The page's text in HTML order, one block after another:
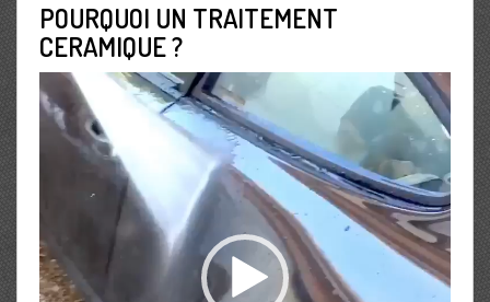
POURQUOI UN TRAITEMENT
CERAMIQUE ?
Lecteur
vidéo